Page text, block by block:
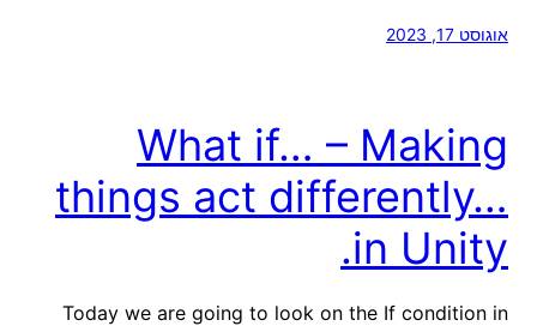
אוגוסט 17, 2023
What if… – Making
things act differently…
in Unity.
Today we are going to look on the If condition in